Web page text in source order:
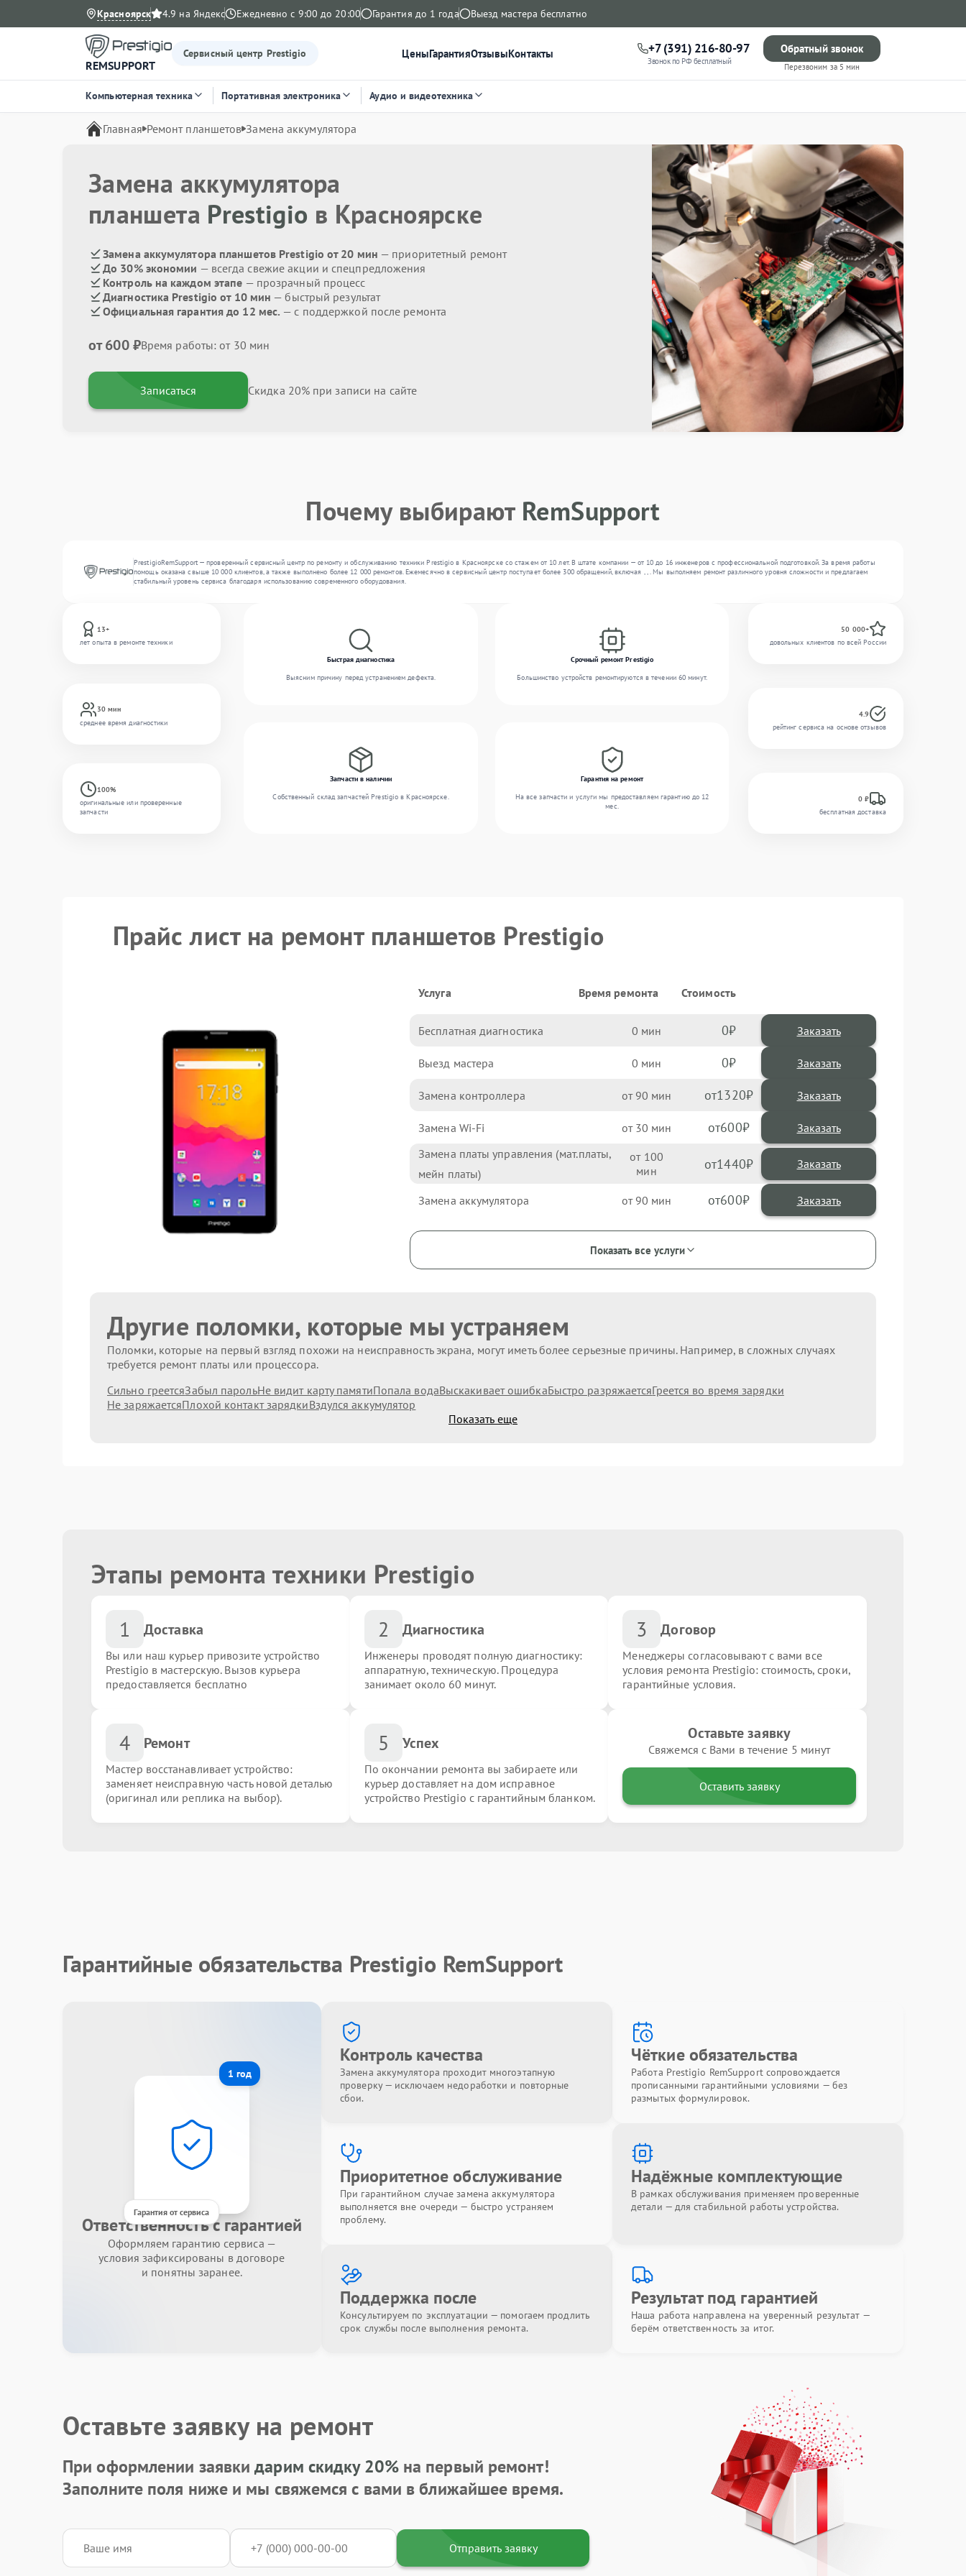
Красноярск 4.9 на Яндекс Ежедневно с 9:00 до 20:00 Гарантия до 1 года Выезд мастера бесплатно
REMSUPPORT
Сервисный центр Prestigio ЦеныГарантияОтзывыКонтакты +7 (391) 216-80-97
Звонок по РФ бесплатный
Обратный звонок
Перезвоним за 5 мин
Компьютерная техника Портативная электроника Аудио и видеотехника
Главная Ремонт планшетов Замена аккумулятора
Замена аккумулятора
планшета Prestigio в Красноярске
Замена аккумулятора планшетов Prestigio от 20 мин — приоритетный ремонт
До 30% экономии — всегда свежие акции и спецпредложения
Контроль на каждом этапе — прозрачный процесс
Диагностика Prestigio от 10 мин — быстрый результат
Официальная гарантия до 12 мес. — с поддержкой после ремонта
от 600 ₽Время работы: от 30 мин
Записаться Скидка 20% при записи на сайте
Почему выбирают RemSupport
PrestigioRemSupport — проверенный сервисный центр по ремонту и обслуживанию техники Prestigio в Красноярске со стажем от 10 лет. В штате компании — от 10 до 16 инженеров с профессиональной подготовкой. За время работы
помощь оказана свыше 10 000 клиентов, а также выполнено более 12 000 ремонтов. Ежемесячно в сервисный центр поступает более 300 обращений, включая , , . Мы выполняем ремонт различного уровня сложности и предлагаем
стабильный уровень сервиса благодаря использованию современного оборудования.
13+
лет опыта в ремонте техники
30 мин
среднее время диагностики
100%
оригинальные или проверенные
запчасти
Быстрая диагностика
Выясним причину перед устранением дефекта.
Срочный ремонт Prestigio
Большинство устройств ремонтируются в течении 60 минут.
Запчасти в наличии
Собственный склад запчастей Prestigio в Красноярске.
Гарантия на ремонт
На все запчасти и услуги мы предоставляем гарантию до 12
мес.
50 000+
довольных клиентов по всей России
4.9
рейтинг сервиса на основе отзывов
0 ₽
бесплатная доставка
Прайс лист на ремонт планшетов Prestigio
Услуга Время ремонта Стоимость
Бесплатная диагностика 0 0 Заказать
Выезд мастера 0 0 Заказать
Замена контроллера 90 1320
Замена Wi-Fi 30 600
Замена платы управления (мат.платы,
мейн платы)
100 1440
Замена аккумулятора 90 600
Показать все услуги
Другие поломки, которые мы устраняем
Поломки, которые на первый взгляд похожи на неисправность экрана, могут иметь более серьезные причины. Например, в сложных случаях
требуется ремонт платы или процессора.
Сильно греетсяЗабыл парольНе видит карту памятиПопала водаВыскакивает ошибкаБыстро разряжаетсяГреется во время зарядки
Не заряжаетсяПлохой контакт зарядкиВздулся аккумулятор
Показать еще
Этапы ремонта техники Prestigio
1 Доставка
Вы или наш курьер привозите устройство
Prestigio в мастерскую. Вызов курьера
предоставляется бесплатно
2 Диагностика
Инженеры проводят полную диагностику:
аппаратную, техническую. Процедура
занимает около 60 минут.
3 Договор
Менеджеры согласовывают с вами все
условия ремонта Prestigio: стоимость, сроки,
гарантийные условия.
4 Ремонт
Мастер восстанавливает устройство:
заменяет неисправную часть новой деталью
(оригинал или реплика на выбор).
5 Успех
По окончании ремонта вы забираете или
курьер доставляет на дом исправное
устройство Prestigio с гарантийным бланком.
Оставьте заявку
Свяжемся с Вами в течение 5 минут
Оставить заявку
Гарантийные обязательства Prestigio RemSupport
1 год
Гарантия от сервиса
Ответственность с гарантией
Оформляем гарантию сервиса —
условия зафиксированы в договоре
и понятны заранее.
Контроль качества
Замена аккумулятора проходит многоэтапную
проверку — исключаем недоработки и повторные
сбои.
Чёткие обязательства
Работа Prestigio RemSupport сопровождается
прописанными гарантийными условиями — без
размытых формулировок.
Приоритетное обслуживание
При гарантийном случае замена аккумулятора
выполняется вне очереди — быстро устраняем
проблему.
Надёжные комплектующие
В рамках обслуживания применяем проверенные
детали — для стабильной работы устройства.
Поддержка после
Консультируем по эксплуатации — помогаем продлить
срок службы после выполнения ремонта.
Результат под гарантией
Наша работа направлена на уверенный результат —
берём ответственность за итог.
Оставьте заявку на ремонт
При оформлении заявкидарим скидку 20%на первый ремонт!
Заполните поля ниже и мы свяжемся с вами в ближайшее время.
Отправить заявку